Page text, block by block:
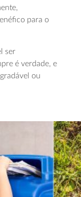
para o
ser
é verdade, e
ou